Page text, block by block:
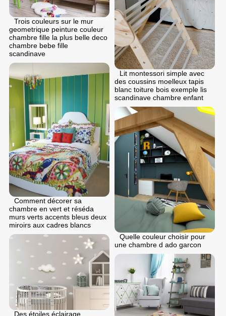
Lit montessori simple avec
des coussins moelleux tapis
blanc toiture bois exemple lis
scandinave chambre enfant
Trois couleurs sur le mur
geometrique peinture couleur
chambre fille la plus belle deco
chambre bebe fille
scandinave
Comment décorer sa
chambre en vert et réséda
murs verts accents bleus deux
miroirs aux cadres blancs
Quelle couleur choisir pour
une chambre d ado garcon
Des étoiles éclairage